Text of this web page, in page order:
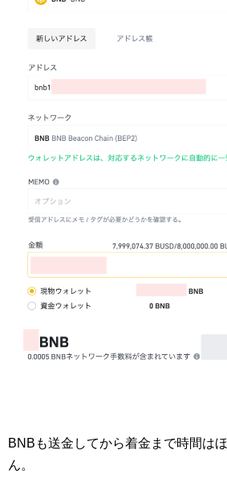
BNBも送金してから着金まで時間は
ん。